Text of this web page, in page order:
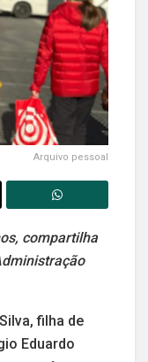
Arquivo pessoal
compartilha
filha de
Eduardo